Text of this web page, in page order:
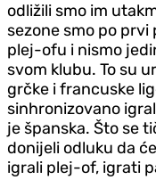
odližili smo im
sezone smo po
plej-ofu i nismo
svom klubu. To su
grčke i francuske
sinhronizovano
je španska. Što se
donijeli odluku da
igrali plej-of, igrati